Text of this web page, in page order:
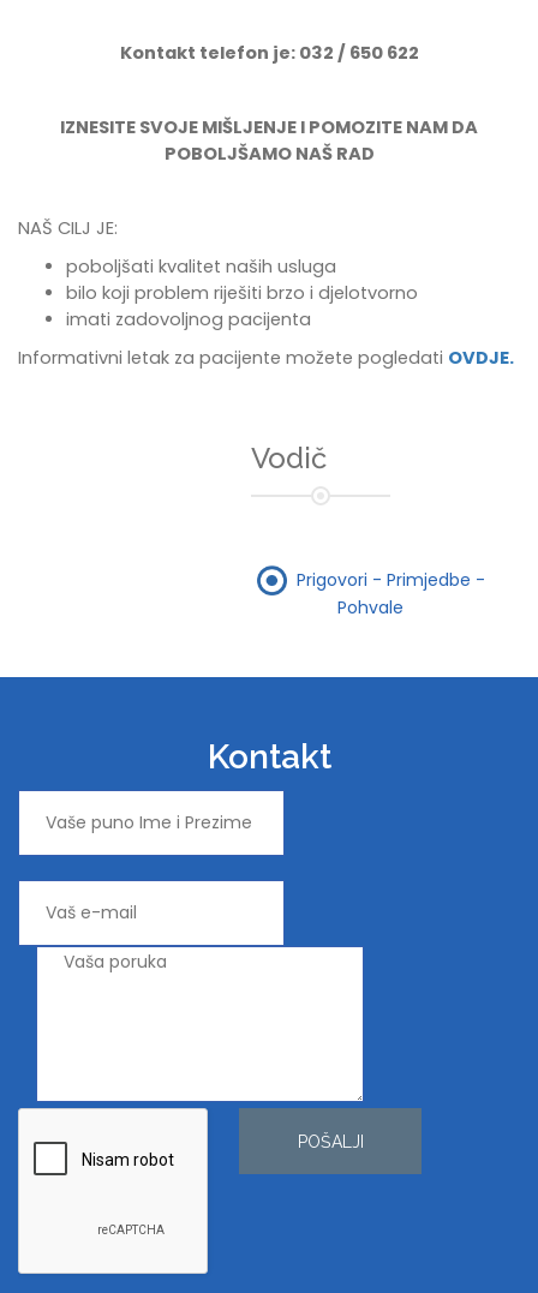
Kontakt telefon je: 032 / 650 622
IZNESITE SVOJE MIŠLJENJE I POMOZITE NAM DA
POBOLJŠAMO NAŠ RAD
NAŠ CILJ JE:
poboljšati kvalitet naših usluga
bilo koji problem riješiti brzo i djelotvorno
imati zadovoljnog pacijenta
Informativni letak za pacijente možete pogledati OVDJE.
Vodič
Prigovori - Primjedbe -
Pohvale
Kontakt
POŠALJI